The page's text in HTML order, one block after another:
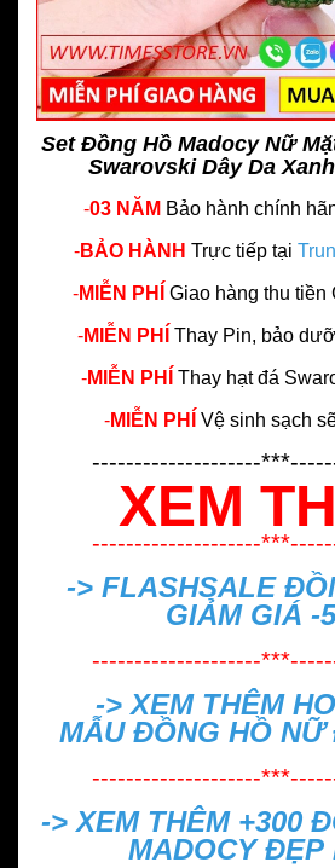
Set Đồng Hồ Madocy Nữ
Swarovski Dây Da
-03 NĂM Bảo hành chính
-BẢO HÀNH Trực tiếp tại
-MIỄN PHÍ Giao hàng thu tiền
-MIỄN PHÍ Thay Pin, bảo
-MIỄN PHÍ Thay hạt đá
-MIỄN PHÍ Vệ sinh sạch
--------------------
XEM
--------------------
-> FLASHSALE
GIẢM GIÁ -
--------------------
-> XEM THÊM
MẪU ĐỒNG HỒ NỮ
--------------------
-> XEM THÊM +300
MADOCY ĐẸP